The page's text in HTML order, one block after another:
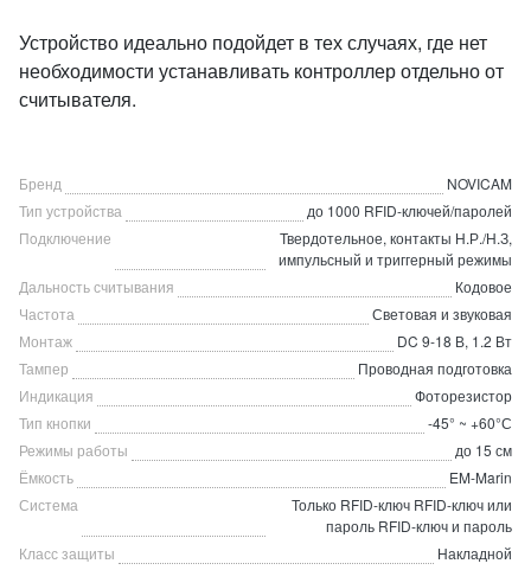
Устройство идеально подойдет в тех случаях, где нет
необходимости устанавливать контроллер отдельно от
считывателя.
Бренд
NOVICAM
Тип устройства
до 1000 RFID-ключей/паролей
Пoдключение
Твердотельное, контакты Н.Р./Н.З,
импульсный и триггерный режимы
Дальность считывания
Кодовое
Частота
Световая и звуковая
Монтаж
DC 9-18 В, 1.2 Вт
Тампер
Проводная подготовка
Индикация
Фоторезистор
Тип кнопки
-45° ~ +60°С
Режимы работы
до 15 см
Ёмкость
EM-Marin
Система
Только RFID-ключ RFID-ключ или
пароль RFID-ключ и пароль
Класс защиты
Накладной